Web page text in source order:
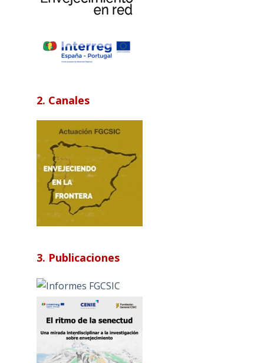
2. Canales
3. Publicaciones